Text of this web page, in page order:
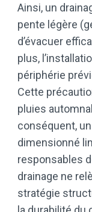
Ainsi, un
pente légère
d’évacuer
plus,
périphérie
Cette
pluies
conséquent,
dimensionné
responsables
drainage ne
stratégie